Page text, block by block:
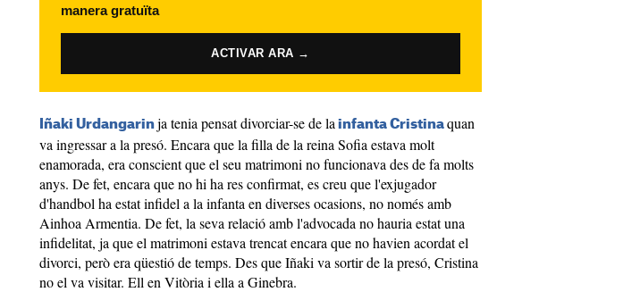
manera gratuïta
ACTIVAR ARA →
Iñaki Urdangarin ja tenia pensat divorciar-se de la infanta Cristina quan
va ingressar a la presó. Encara que la filla de la reina Sofia estava molt
enamorada, era conscient que el seu matrimoni no funcionava des de fa molts
anys. De fet, encara que no hi ha res confirmat, es creu que l'exjugador
d'handbol ha estat infidel a la infanta en diverses ocasions, no només amb
Ainhoa Armentia. De fet, la seva relació amb l'advocada no hauria estat una
infidelitat, ja que el matrimoni estava trencat encara que no havien acordat el
divorci, però era qüestió de temps. Des que Iñaki va sortir de la presó, Cristina
no el va visitar. Ell en Vitòria i ella a Ginebra.